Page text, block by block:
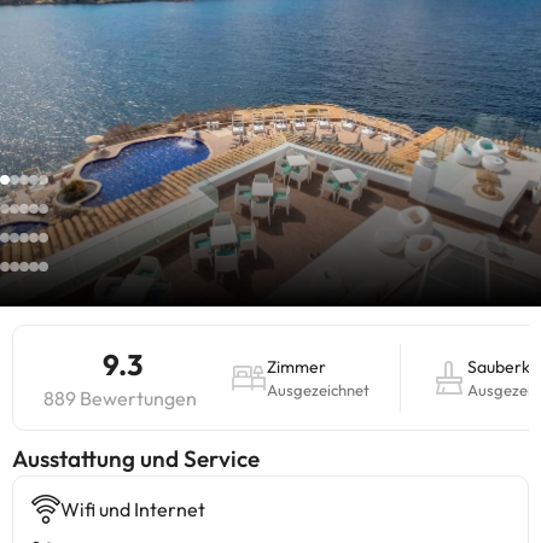
9.3
889 Bewertungen
Zimmer
Ausgezeichnet
​Ausstattung und Service
Wifi und Internet